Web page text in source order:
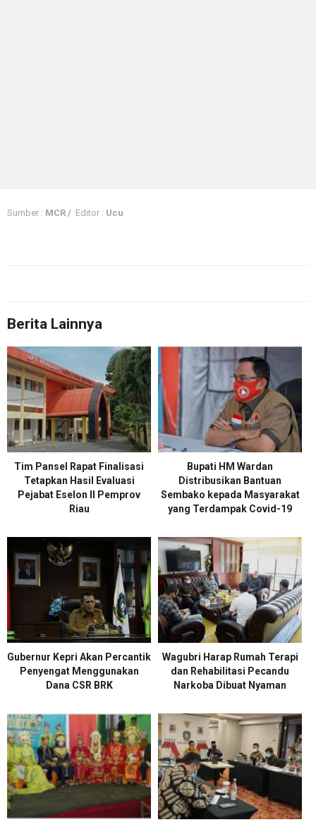
Sumber : MCR / Editor : Ucu
Berita Lainnya
Tim Pansel Rapat Finalisasi
Tetapkan Hasil Evaluasi
Pejabat Eselon II Pemprov
Riau
Bupati HM Wardan
Distribusikan Bantuan
Sembako kepada Masyarakat
yang Terdampak Covid-19
Gubernur Kepri Akan Percantik
Penyengat Menggunakan
Dana CSR BRK
Wagubri Harap Rumah Terapi
dan Rehabilitasi Pecandu
Narkoba Dibuat Nyaman